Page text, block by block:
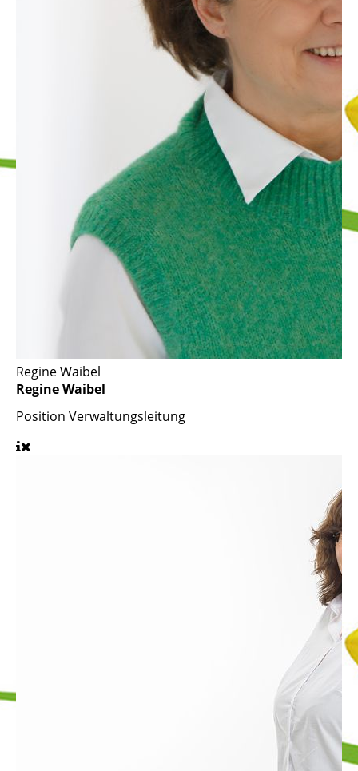
Regine Waibel
Regine Waibel
Position Verwaltungsleitung